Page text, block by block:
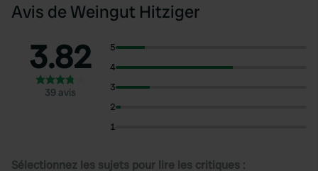
Avis de Weingut Hitziger
3.82
39 avis
5
4
3
2
1
Sélectionnez les sujets pour lire les critiques :